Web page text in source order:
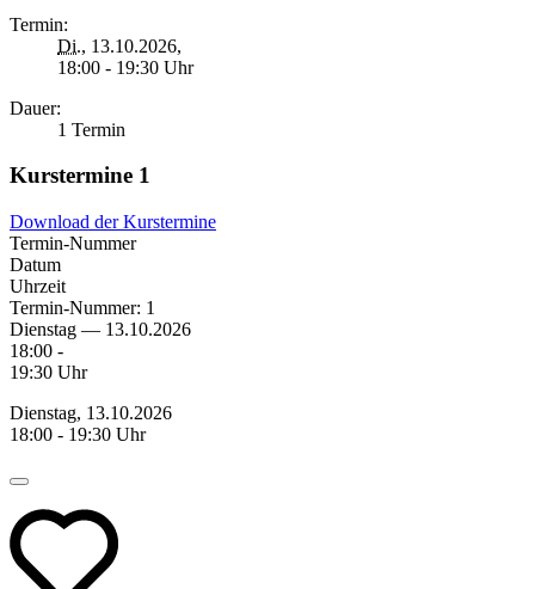
Termin:
Di., 13.10.2026,
18:00 - 19:30 Uhr
Dauer:
1 Termin
Kurstermine 1
Download der Kurstermine
Termin-Nummer
Datum
Uhrzeit
Termin-Nummer: 1
Dienstag — 13.10.2026
18:00 -
19:30 Uhr
Dienstag, 13.10.2026
18:00 - 19:30 Uhr